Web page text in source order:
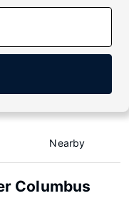
Nearby
Columbus